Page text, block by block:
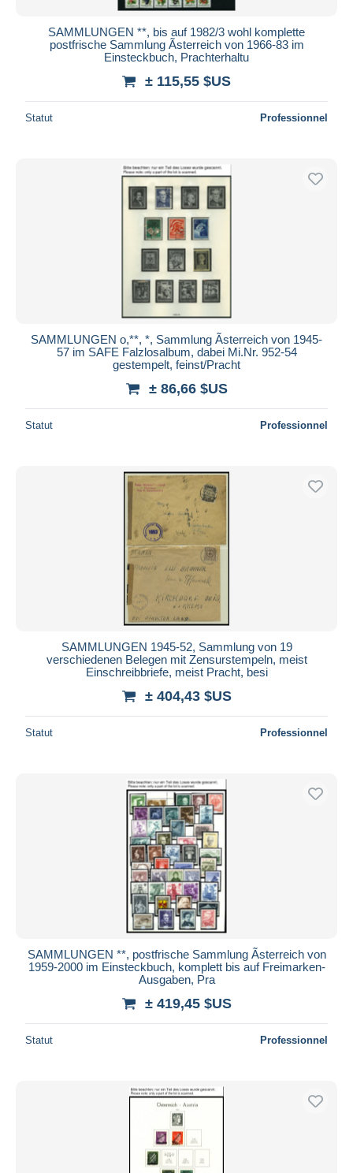
SAMMLUNGEN **, bis auf 1982/3 wohl komplette
postfrische Sammlung Ãsterreich von 1966-83 im
Einsteckbuch, Prachterhaltu
± 115,55 $US
Statut Professionnel
SAMMLUNGEN o,**, *, Sammlung Ãsterreich von 1945-
57 im SAFE Falzlosalbum, dabei Mi.Nr. 952-54
gestempelt, feinst/Pracht
± 86,66 $US
Statut Professionnel
SAMMLUNGEN 1945-52, Sammlung von 19
verschiedenen Belegen mit Zensurstempeln, meist
Einschreibbriefe, meist Pracht, besi
± 404,43 $US
Statut Professionnel
SAMMLUNGEN **, postfrische Sammlung Ãsterreich von
1959-2000 im Einsteckbuch, komplett bis auf Freimarken-
Ausgaben, Pra
± 419,45 $US
Statut Professionnel